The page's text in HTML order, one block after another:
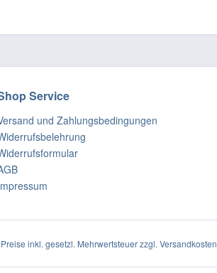
Service
und Zahlungsbedingungen
inkl. gesetzl. Mehrwertsteuer zzgl. Versandkosten